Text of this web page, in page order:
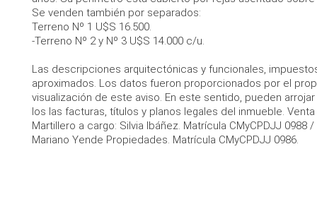
Se venden también por separados:
Terreno Nº 1 U$S 16.500.
-Terreno Nº 2 y Nº 3 U$S 14.000 c/u.
Las descripciones arquitectónicas y funcionales,
aproximados. Los datos fueron proporcionados por el
visualización de este aviso. En este sentido, pueden
los las facturas, títulos y planos legales del inmueble.
Martillero a cargo: Silvia Ibáñez. Matrícula CMyCPDJJ 0988 /
Mariano Yende Propiedades. Matrícula CMyCPDJJ 0986.